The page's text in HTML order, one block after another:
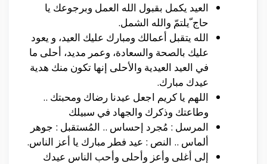
العيد يكمل بقبول الله العمل وبرجوعك يا
حاج ّيلتمّ والله الشمل.
الله يتقبل أعمالك ومبارك عليك العيد، و يعود
عليك بالصحة والسعادة، وعمر مديد، أحلى ما
في العيد العيدية والأحلى إنها تكون منك هدية
عيدك مبارك.
اللهم يا كريم اجعل عيدنا رضاك ومحبتك ..
وطاعتك وذكرك والجهاد في سبيلك
المرسل : مُجرد إحساس .. المُستقبل : جوهر
ألماس .. النص : عيد فطر مبارك يا أعز الناس.
إلى أغلى وأعز وأحلى وأحب الناس عيدك